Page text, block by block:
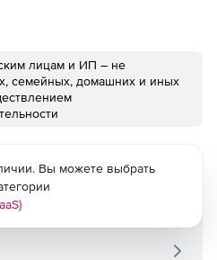
лицам и ИП – не
семейных, домашних и иных
Вы можете выбрать